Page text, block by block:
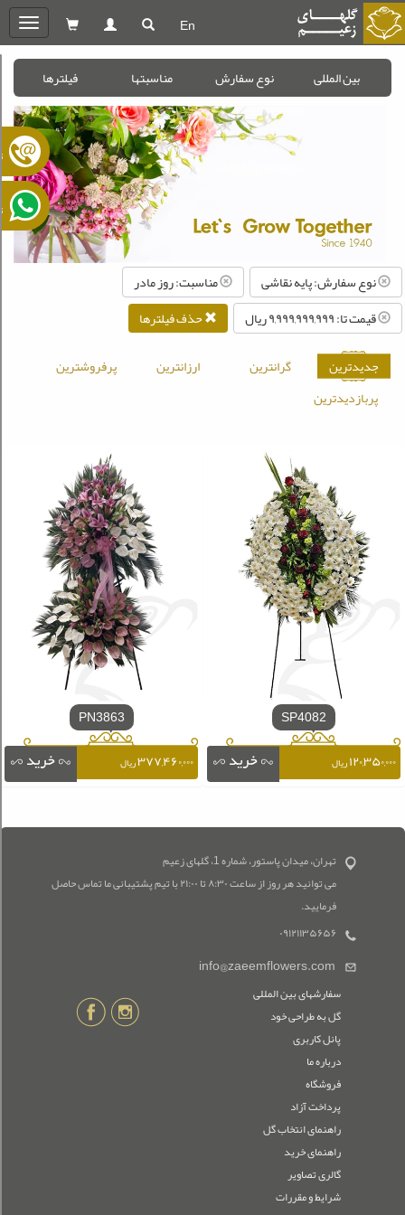
En
بین المللی نوع سفارش مناسبتها فیلترها
نوع سفارش: پایه نقاشی
مناسبت: روز مادر
قیمت تا: ۹,۹۹۹,۹۹۹,۹۹۹ ريال
حذف فیلترها
جدیدترین
گرانترین ارزانترین
پرفروشترین
پربازدیدترین
SP4082
۱۲۰,۳۵۰,۰۰۰ریال
PN3863
۳۷۷,۴۶۰,۰۰۰ریال
تهران، میدان پاستور، شماره 1، گلهای زعیم
می توانید هر روز از ساعت ۸:۳۰ تا ۲۱:۰۰ با تیم پشتیبانی ما تماس حاصل
فرمایید.
۰۹۱۲۱۱۳۵۶۵۶
info@zaeemflowers.com
سفارشهای بین المللی
گل به طراحی خود
پانل کاربری
درباره ما
فروشگاه
پرداخت آزاد
راهنمای انتخاب گل
راهنمای خرید
گالری تصاویر
شرایط و مقررات